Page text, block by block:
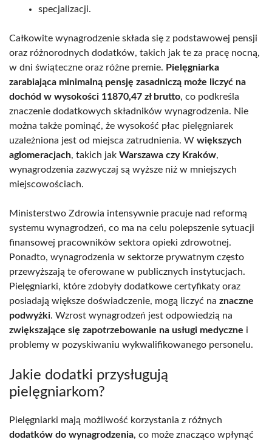
specjalizacji.
Całkowite wynagrodzenie składa się z podstawowej pensji
oraz różnorodnych dodatków, takich jak te za pracę nocną,
w dni świąteczne oraz różne premie. Pielęgniarka
zarabiająca minimalną pensję zasadniczą może liczyć na
dochód w wysokości 11870,47 zł brutto, co podkreśla
znaczenie dodatkowych składników wynagrodzenia. Nie
można także pominąć, że wysokość płac pielęgniarek
uzależniona jest od miejsca zatrudnienia. W większych
aglomeracjach, takich jak Warszawa czy Kraków,
wynagrodzenia zazwyczaj są wyższe niż w mniejszych
miejscowościach.
Ministerstwo Zdrowia intensywnie pracuje nad reformą
systemu wynagrodzeń, co ma na celu polepszenie sytuacji
finansowej pracowników sektora opieki zdrowotnej.
Ponadto, wynagrodzenia w sektorze prywatnym często
przewyższają te oferowane w publicznych instytucjach.
Pielęgniarki, które zdobyły dodatkowe certyfikaty oraz
posiadają większe doświadczenie, mogą liczyć na znaczne
podwyżki. Wzrost wynagrodzeń jest odpowiedzią na
zwiększające się zapotrzebowanie na usługi medyczne i
problemy w pozyskiwaniu wykwalifikowanego personelu.
Jakie dodatki przysługują
pielęgniarkom?
Pielęgniarki mają możliwość korzystania z różnych
dodatków do wynagrodzenia, co może znacząco wpłynąć